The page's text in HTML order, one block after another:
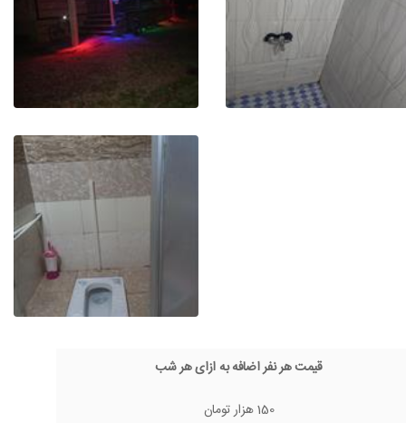
قیمت هر نفر اضافه به ازای هر شب
150 هزار تومان